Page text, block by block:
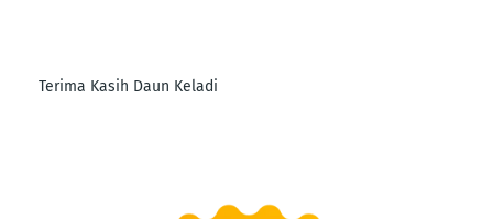
Terima Kasih Daun Keladi